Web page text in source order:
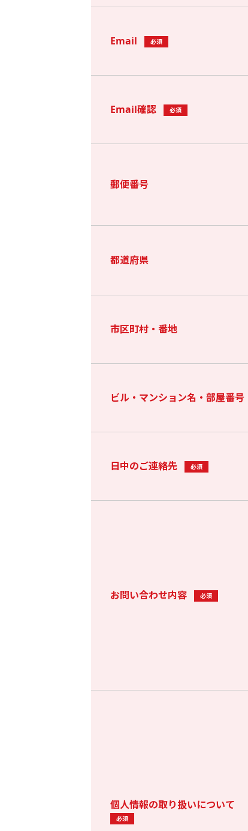
Email 必須
Email確認 必須
郵便番号
都道府県
市区町村・番地
ビル・マンション名・部屋番号
日中のご連絡先 必須
お問い合わせ内容 必須
個人情報の取り扱いについて
必須